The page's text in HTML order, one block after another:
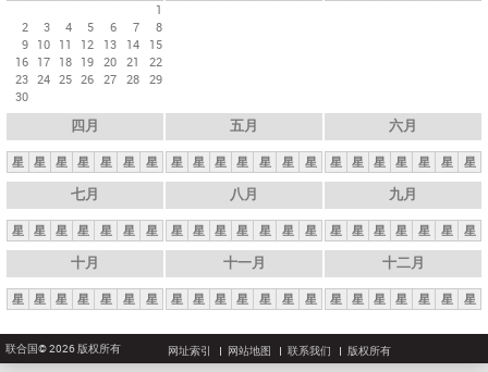
1
2
3 4 5 6 7
8
9 10 11 12 13 14
15
16 17 18 19 20 21
22
23 24 25 26 27 28 29
30
四月
星 星 星 星 星 星 星
五月
星 星 星 星 星 星 星
六月
星 星 星 星 星 星 星
七月
星 星 星 星 星 星 星
八月
星 星 星 星 星 星 星
九月
星 星 星 星 星 星 星
十月
星 星 星 星 星 星 星
十一月
星 星 星 星 星 星 星
十二月
星 星 星 星 星 星 星
联合国© 2026 版权所有 网址索引 网站地图 联系我们 版权所有